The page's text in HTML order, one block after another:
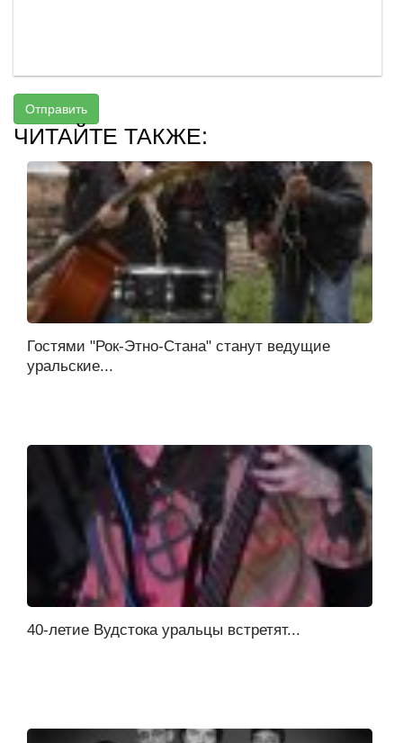
Отправить
ЧИТАЙТЕ ТАКЖЕ:
Гостями "Рок-Этно-Стана" станут ведущие
уральские...
40-летие Вудстока уральцы встретят...